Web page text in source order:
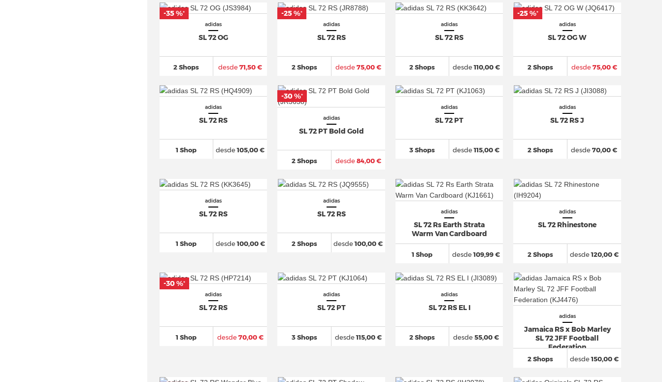
adidas
SL 72 OG
2 Shops desde71,50 €
-35 %*
adidas
SL 72 RS
2 Shops desde75,00 €
-25 %*
adidas
SL 72 RS
2 Shops desde110,00 €
adidas
SL 72 OG W
2 Shops desde75,00 €
-25 %*
adidas
SL 72 RS
1 Shop desde105,00 €
adidas
SL 72 PT Bold Gold
2 Shops desde84,00 €
-30 %*
adidas
SL 72 PT
3 Shops desde115,00 €
adidas
SL 72 RS J
2 Shops desde70,00 €
adidas
SL 72 RS
1 Shop desde100,00 €
adidas
SL 72 RS
2 Shops desde100,00 €
adidas
SL 72 Rs Earth Strata
Warm Van Cardboard
1 Shop desde109,99 €
adidas
SL 72 Rhinestone
2 Shops desde120,00 €
adidas
SL 72 RS
1 Shop desde70,00 €
-30 %*
adidas
SL 72 PT
3 Shops desde115,00 €
adidas
SL 72 RS EL I
2 Shops desde55,00 €
adidas
Jamaica RS x Bob Marley
SL 72 JFF Football
Federation
2 Shops desde150,00 €